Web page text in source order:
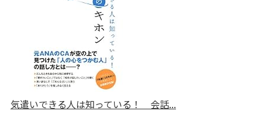
気遣いできる人は知っている！ 会話...